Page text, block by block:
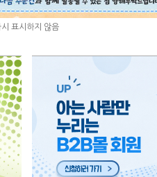
표시하지 않음
표시하지 않음